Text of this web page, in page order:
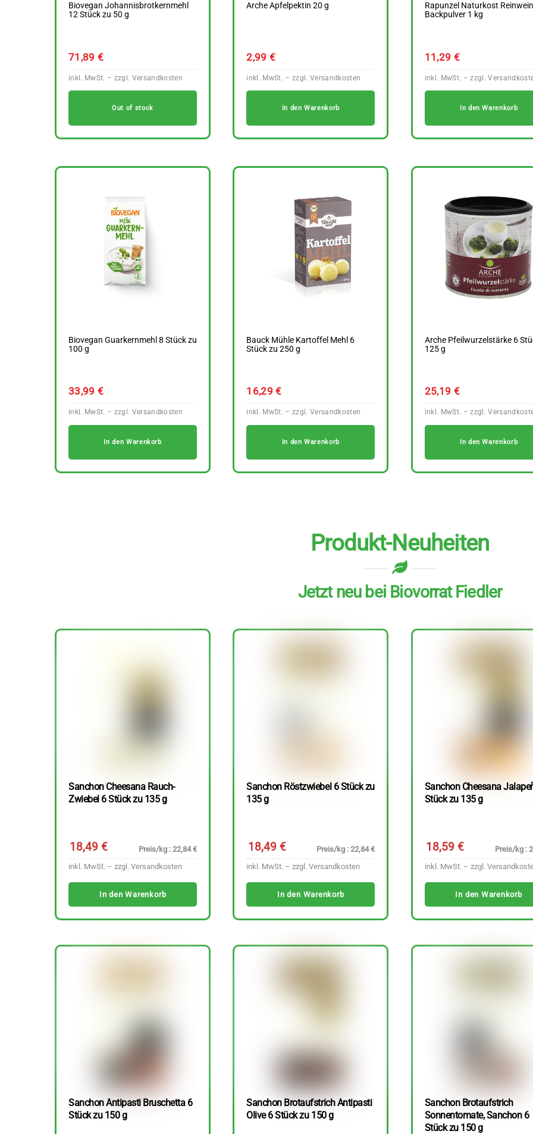
Biovegan Johannisbrotkernmehl
12 Stück zu 50 g
71,89€
Out of stock
Arche Apfelpektin 20 g
2,99 €
In den Warenkorb
Rapunzel Naturkost
Backpulver 1 kg
11,29 €
In den Warenkorb
Biovegan Guarkernmehl 8 Stück zu
100 g
33,99€
In den Warenkorb
Bauck Mühle Kartoffel Mehl 6
Stück zu 250 g
16,29€
In den Warenkorb
Arche Pfeilwurzelstärke 6
125 g
25,19 €
In den Warenkorb
Produkt-Neuheiten
Jetzt neu bei Biovorrat Fiedler
Sanchon Cheesana Rauch-
Zwiebel 6 Stück zu 135 g
18,49€
Preis/kg : 22,84 €
inkl. MwSt. – zzgl. Versandkosten
In den Warenkorb
Sanchon Röstzwiebel 6 Stück zu
135 g
18,49 €
Preis/kg : 22,84 €
inkl. MwSt. – zzgl.Versandkosten
In den Warenkorb
Sanchon Cheesana
Stück zu 135 g
18,59 €
Preis/kg :
inkl. MwSt. – zzgl.
In den Warenkorb
Sanchon Antipasti Bruschetta 6
Stück zu 150 g
Sanchon Brotaufstrich Antipasti
Olive 6 Stück zu 150 g
Sanchon Brotaufstrich
Sonnentomate, Sanchon 6
Stück zu 150 g